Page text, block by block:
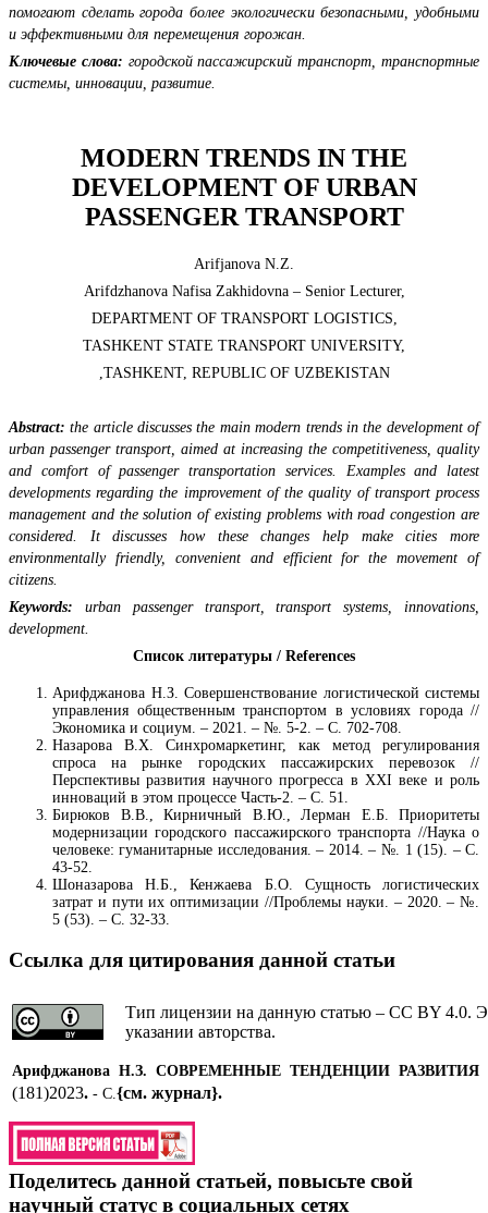
помогают сделать города более экологически безопасными, удобными
и эффективными для перемещения горожан.
Ключевые слова: городской пассажирский транспорт, транспортные
системы, инновации, развитие.
MODERN TRENDS IN THE
DEVELOPMENT OF URBAN
PASSENGER TRANSPORT
Arifjanova N.Z.
Arifdzhanova Nafisa Zakhidovna – Senior Lecturer,
DEPARTMENT OF TRANSPORT LOGISTICS,
TASHKENT STATE TRANSPORT UNIVERSITY,
,TASHKENT, REPUBLIC OF UZBEKISTAN
Abstract: the article discusses the main modern trends in the development of
urban passenger transport, aimed at increasing the competitiveness, quality
and comfort of passenger transportation services. Examples and latest
developments regarding the improvement of the quality of transport process
management and the solution of existing problems with road congestion are
considered. It discusses how these changes help make cities more
environmentally friendly, convenient and efficient for the movement of
citizens.
Keywords: urban passenger transport, transport systems, innovations,
development.
Список литературы / References
Арифджанова Н.З. Совершенствование логистической системы
управления общественным транспортом в условиях города //
Экономика и социум. – 2021. – №. 5-2. – С. 702-708.
Назарова В.Х. Синхромаркетинг, как метод регулирования
спроса на рынке городских пассажирских перевозок //
Перспективы развития научного прогресса в ХХI веке и роль
инноваций в этом процессе Часть-2. – С. 51.
Бирюков В.В., Кирничный В.Ю., Лерман Е.Б. Приоритеты
модернизации городского пассажирского транспорта //Наука о
человеке: гуманитарные исследования. – 2014. – №. 1 (15). – С.
43-52.
Шоназарова Н.Б., Кенжаева Б.О. Сущность логистических
затрат и пути их оптимизации //Проблемы науки. – 2020. – №.
5 (53). – С. 32-33.
Ссылка для цитирования данной статьи
Тип лицензии на данную статью – CC BY 4.0.
указании авторства.
Арифджанова Н.З. СОВРЕМЕННЫЕ ТЕНДЕНЦИИ
(181)2023. - С. {см. журнал}.
Поделитесь данной статьей, повысьте свой
научный статус в социальных сетях